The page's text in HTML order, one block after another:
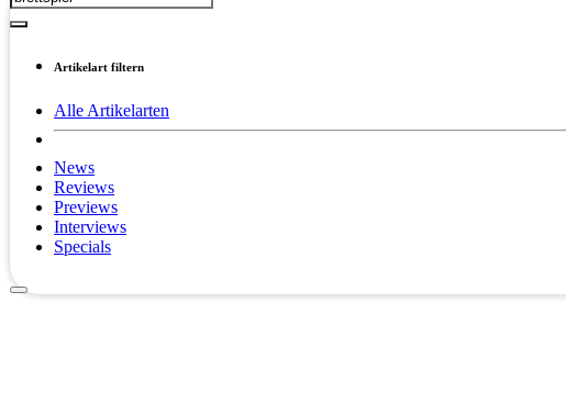
Artikelart filtern
Alle Artikelarten
News
Reviews
Previews
Interviews
Specials